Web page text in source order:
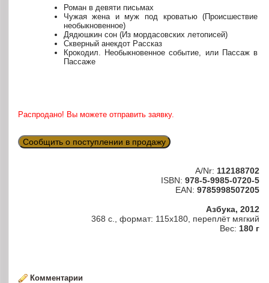
Роман в девяти письмах
Чужая жена и муж под кроватью (Происшествие
необыкновенное)
Дядюшкин сон (Из мордасовских летописей)
Скверный анекдот Рассказ
Крокодил. Необыкновенное событие, или Пассаж в
Пассаже
Распродано! Вы можете отправить заявку.
Сообщить о поступлении в продажу
A/Nr: 112188702
ISBN: 978-5-9985-0720-5
EAN: 9785998507205
Азбука, 2012
368 с., формат: 115х180, переплёт мягкий
Вес: 180 г
Комментарии